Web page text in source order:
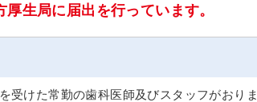
生局に届出を行っています。
受けた常勤の歯科医師及びスタッフがおりま